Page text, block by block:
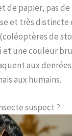
de papier, pas de
et très distincte
(coléoptères de
et une couleur
aux
aux humains.
suspect ?